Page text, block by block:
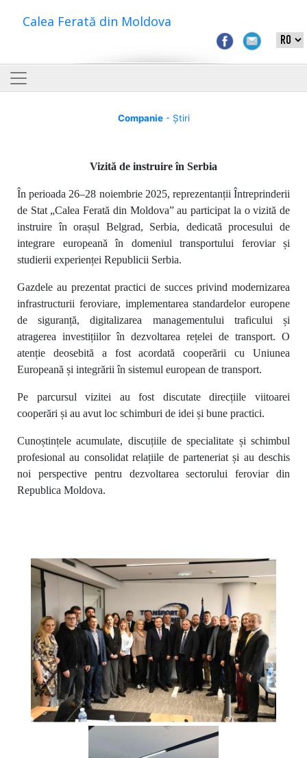
Calea Ferată din Moldova
Companie- Știri
Vizită de instruire în Serbia
În perioada 26–28 noiembrie 2025, reprezentanții Întreprinderii
de Stat „Calea Ferată din Moldova” au participat la o vizită de
instruire în orașul Belgrad, Serbia, dedicată procesului de
integrare europeană în domeniul transportului feroviar și
studierii experienței Republicii Serbia.
Gazdele au prezentat practici de succes privind modernizarea
infrastructurii feroviare, implementarea standardelor europene
de siguranță, digitalizarea managementului traficului și
atragerea investițiilor în dezvoltarea rețelei de transport. O
atenție deosebită a fost acordată cooperării cu Uniunea
Europeană și integrării în sistemul european de transport.
Pe parcursul vizitei au fost discutate direcțiile viitoarei
cooperări și au avut loc schimburi de idei și bune practici.
Cunoștințele acumulate, discuțiile de specialitate și schimbul
profesional au consolidat relațiile de parteneriat și au deschis
noi perspective pentru dezvoltarea sectorului feroviar din
Republica Moldova.